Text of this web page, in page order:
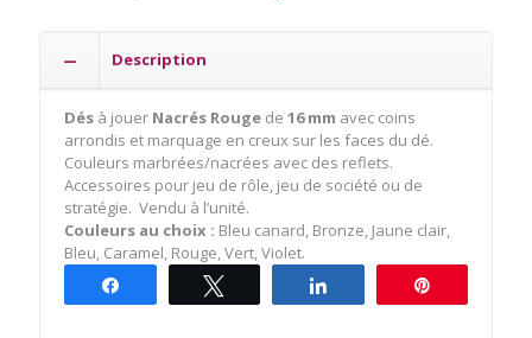
Description
Dés à jouer Nacrés Rouge de 16 mm avec coins
arrondis et marquage en creux sur les faces du dé.
Couleurs marbrées/nacrées avec des reflets.
Accessoires pour jeu de rôle, jeu de société ou de
stratégie. Vendu à l’unité.
Couleurs au choix : Bleu canard, Bronze, Jaune clair,
Bleu, Caramel, Rouge, Vert, Violet.